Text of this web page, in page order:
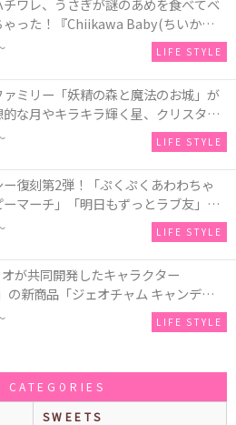
ワレ、うさぎが謎のあめを食べてベ
った！『Chiikawa Baby(ちいかわベ
全国14か所で開催！
LIFE STYLE
ァミリー「妖精の森と魔法のお城」が
な月やキラキラ輝く星、クリスタル
城を彩る♡
LIFE STYLE
復刻第2弾！「ぷくぷくあわわちゃ
マーチ」「明日もずっとラブ友」な
ケース」や「遊べるメモ帳」が発売
LIFE STYLE
が共同開発したキャラクター
の新商品「ジェオチャム キャンディデ
」が発売！一部店舗限定で特別装飾
LIFE STYLE
CATEGORIES
SWEETS